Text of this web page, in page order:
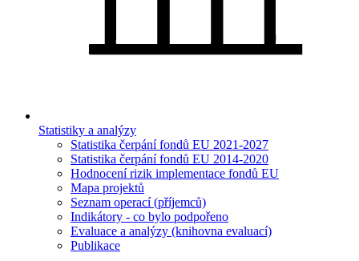
Statistiky a analýzy
Statistika čerpání fondů EU 2021-2027
Statistika čerpání fondů EU 2014-2020
Hodnocení rizik implementace fondů EU
Mapa projektů
Seznam operací (příjemců)
Indikátory - co bylo podpořeno
Evaluace a analýzy (knihovna evaluací)
Publikace